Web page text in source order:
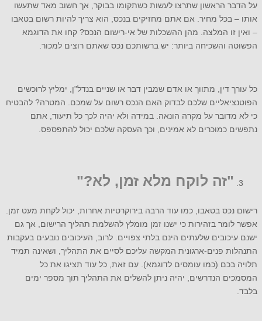
על הדבר הראשון שתרצו לעשות כשתקומו בבוקר, אך חשוב מאד שתעשו
אותו – בכל מחיר. אם אתם מחזיקים בנכס, הוא צריך להיות רשום בטאבו
– ואין זו המלצה. מהן ההשכלות של אי-רישום הנכס? קחו את הדוגמא
הפשוטה והשכיחה ביותר: יש ברשותכם נכס שאתם רוצים למכור.
כל עורך דין, מתווך או אדם שמבין דבר או שניים בנדל"ן, ימליץ לרוכשים
הפוטנציאליים שלכם לבדוק האם הנכס רשום על שמכם. המטרה? להבטיח
כי לא מדובר על מקרה הונאה. במידה ולא יהיה לכך כל תיעוד, אתם
נתפשים כמוכרים לא אמינים, וכך העסקה שלכם יכול להתפספס.
"זה לוקח מלא זמן, לא?"
רישום נכס בטאבו, כמו עוד הרבה בירוקרטיות אחרות, יכול לקחת מעט זמן.
אפשר לומר בזהירות כי ישנו זמן מומלץ להשלמת תהליך הרישום, אך גם
ישנם עיכובים שלעתים הינם בלתי צפויים. לרוב, העיכובים נובעים בעקבות
התנהלות פנים-ארגונית המקשה עליכם לסיים את התהליך, ושאינה תמיד
תלויה בכם (כמו עומסים לדוגמא). עם זאת, כל עוד תציגו את כל
המסמכים הנדרשים, יהיה ניתן להשלים את התהליך תוך מספר ימים
בלבד.